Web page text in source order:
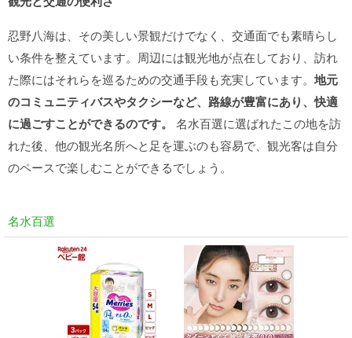
忍野八海は、その美しい景観だけでなく、交通面でも素晴らし
い条件を整えています。周辺には観光地が点在しており、訪れ
た際にはそれらを巡るための交通手段も充実しています。 地元
のコミュニティバスやタクシーなど、路線が豊富にあり、快適
に過ごすことができるのです。
名水百選に選ばれたこの地を訪
れた後、他の観光名所へと足を運ぶのも容易で、観光客は自分
のペースで楽しむことができるでしょう。
名水百選